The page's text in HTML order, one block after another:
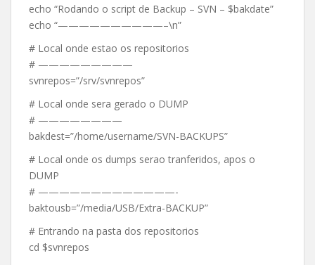
echo “Rodando o script de Backup – SVN – $bakdate”
echo “——————————–\n”
# Local onde estao os repositorios
# —————————
svnrepos=”/srv/svnrepos”
# Local onde sera gerado o DUMP
# ————————
bakdest=”/home/username/SVN-BACKUPS”
# Local onde os dumps serao tranferidos, apos o
DUMP
# —————————————-
baktousb=”/media/USB/Extra-BACKUP”
# Entrando na pasta dos repositorios
cd $svnrepos